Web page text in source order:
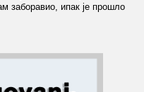
заборавио, ипак је прошло